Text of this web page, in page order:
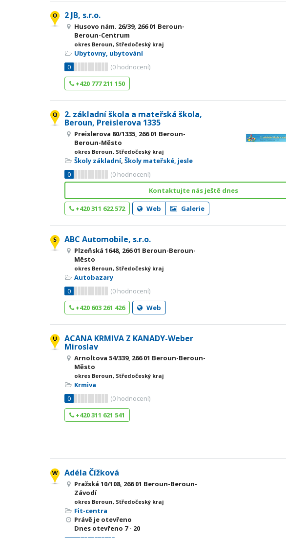
2 JB, s.r.o.
Husovo nám. 26/39, 266 01 Beroun-
Beroun-Centrum
okres Beroun, Středočeský kraj
Ubytovny, ubytování
0
(0 hodnocení)
+420 777 211 150
2. základní škola a mateřská škola,
Beroun, Preislerova 1335
Preislerova 80/1335, 266 01 Beroun-
Beroun-Město
okres Beroun, Středočeský kraj
Školy základní, Školy mateřské, jesle
0
(0 hodnocení)
Kontaktujte nás ještě dnes
+420 311 622 572 Web Galerie
ABC Automobile, s.r.o.
Plzeňská 1648, 266 01 Beroun-Beroun-
Město
okres Beroun, Středočeský kraj
Autobazary
0
(0 hodnocení)
+420 603 261 426
Web
ACANA KRMIVA Z KANADY-Weber
Miroslav
Arnoltova 54/339, 266 01 Beroun-Beroun-
Město
okres Beroun, Středočeský kraj
Krmiva
0
(0 hodnocení)
+420 311 621 541
Adéla Čížková
Pražská 10/108, 266 01 Beroun-Beroun-
Závodí
okres Beroun, Středočeský kraj
Fit-centra
Právě je otevřeno
Dnes otevřeno 7 - 20